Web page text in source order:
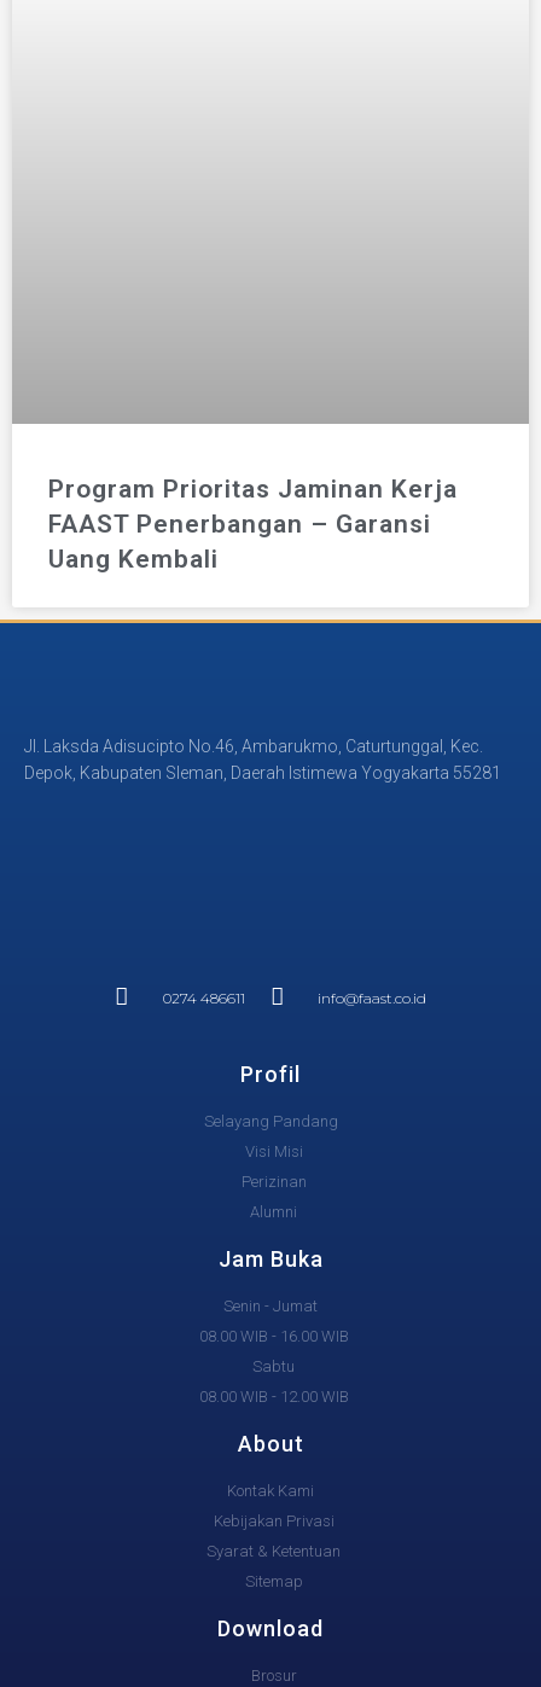
Program Prioritas Jaminan Kerja
FAAST Penerbangan – Garansi
Uang Kembali
Jl. Laksda Adisucipto No.46, Ambarukmo, Caturtunggal, Kec.
Depok, Kabupaten Sleman, Daerah Istimewa Yogyakarta 55281
0274 486611 info@faast.co.id
Profil
Selayang Pandang
Visi Misi
Perizinan
Alumni
Jam Buka
Senin - Jumat
08.00 WIB - 16.00 WIB
Sabtu
08.00 WIB - 12.00 WIB
About
Kontak Kami
Kebijakan Privasi
Syarat & Ketentuan
Sitemap
Download
Brosur